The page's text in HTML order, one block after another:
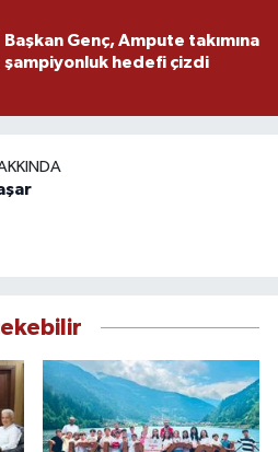
Başkan Genç, Ampute takımına
şampiyonluk hedefi çizdi